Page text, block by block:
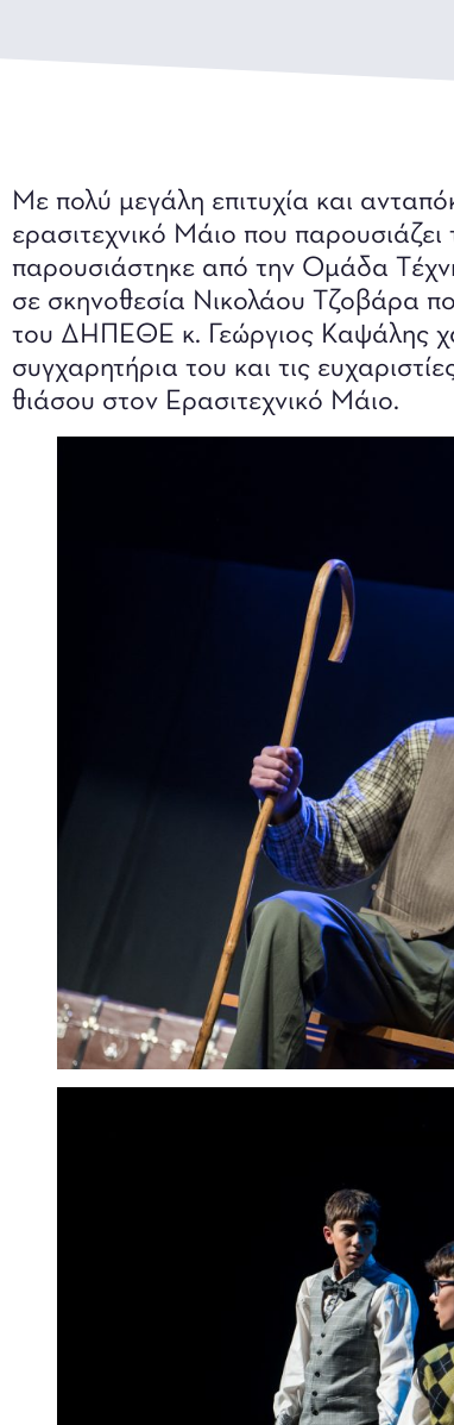
Με πολύ μεγάλη επιτυχία και
ερασιτεχνικό Μάιο που
παρουσιάστηκε από την Oμάδα
σε σκηνοθεσία Νικολάου Τζοβάρα
του ΔΗΠΕΘΕ κ. Γεώργιος Καψάλης
συγχαρητήρια του και τις
θιάσου στον Ερασιτεχνικό Μάιο.